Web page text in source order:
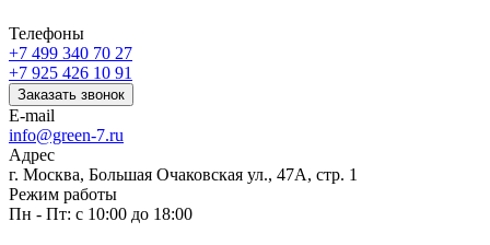
Телефоны
+7 499 340 70 27
+7 925 426 10 91
Заказать звонок
E-mail
info@green-7.ru
Адрес
г. Москва, Большая Очаковская ул., 47А, стр. 1
Режим работы
Пн - Пт: с 10:00 до 18:00